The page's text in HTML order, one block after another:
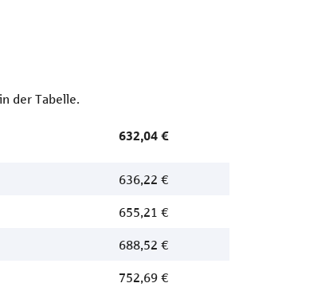
der Tabelle.
632,04 €
636,22 €
655,21 €
688,52 €
752,69 €